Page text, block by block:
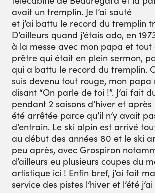
avait un tremplin. Je l’ai sauté
et j’ai battu le record du tremplin
D’ailleurs quand j’étais ado, en
à la messe avec mon papa et tout
prêtre qui était en plein sermon,
qui a battu le record du tremplin.
suis devenu tout rouge, mon
disant “On parle de toi !”. J’ai fait
pendant 2 saisons d’hiver et
été arrêtée parce qu’il n’y avait
d’entrain. Le ski alpin est arrivé
au début des années 80 et le ski
peu après, avec Grospiron
d’ailleurs eu plusieurs coupes du
artistique ici ! Enfin bref, j’ai fait
service des pistes l’hiver et l’été